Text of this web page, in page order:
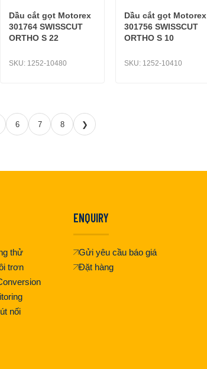
Dầu cắt gọt Motorex
301764 SWISSCUT
ORTHO S 22
SKU: 1252-10480
Dầu cắt gọt Motorex
301756 SWISSCUT
ORTHO S 10
SKU: 1252-10410
6 7 8 ❯
thử
trơn
nối
ENQUIRY
Gửi yêu cầu báo giá
Đặt hàng